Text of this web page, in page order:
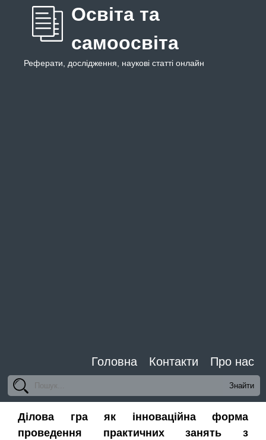
Освіта та
самоосвіта
Реферати, дослідження, наукові статті онлайн
Головна Контакти Про нас
Ділова гра як інноваційна форма
проведення практичних занять з